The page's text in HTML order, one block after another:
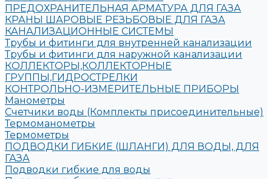
ПРЕДОХРАНИТЕЛЬНАЯ АРМАТУРА ДЛЯ ГАЗА
КРАНЫ ШАРОВЫЕ РЕЗЬБОВЫЕ ДЛЯ ГАЗА
КАНАЛИЗАЦИОННЫЕ СИСТЕМЫ
Трубы и фитинги для внутренней канализации
Трубы и фитинги для наружной канализации
КОЛЛЕКТОРЫ,КОЛЛЕКТОРНЫЕ
ГРУППЫ,ГИДРОСТРЕЛКИ
КОНТРОЛЬНО-ИЗМЕРИТЕЛЬНЫЕ ПРИБОРЫ
Манометры
Счетчики воды (Комплекты присоединительные)
Термоманометры
Термометры
ПОДВОДКИ ГИБКИЕ (ШЛАНГИ) ДЛЯ ВОДЫ, ДЛЯ
ГАЗА
Подводки гибкие для воды